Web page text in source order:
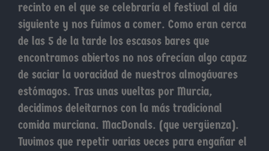
recinto en el que se celebraría el festival al día
siguiente y nos fuimos a comer. Como eran cerca
de las 5 de la tarde los escasos bares que
encontramos abiertos no nos ofrecían algo capaz
de saciar la voracidad de nuestros almogávares
estómagos. Tras unas vueltas por Murcia,
decidimos deleitarnos con la más tradicional
comida murciana. MacDonals. (que vergüenza).
Tuvimos que repetir varias veces para engañar el